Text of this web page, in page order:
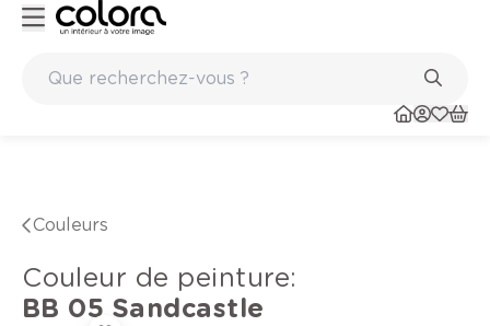
Couleurs
Couleur de peinture:
BB 05 Sandcastle